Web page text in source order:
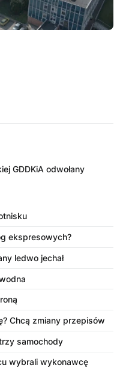
GDDKiA odwołany
ekspresowych?
ledwo jechał
Chcą zmiany przepisów
samochody
wybrali wykonawcę